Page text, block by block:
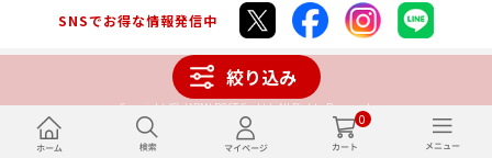
0
絞り込み
SNSでお得な情報発信中
Copyright (C) JAPAN POST Co.,Ltd. All Rights Reserved.